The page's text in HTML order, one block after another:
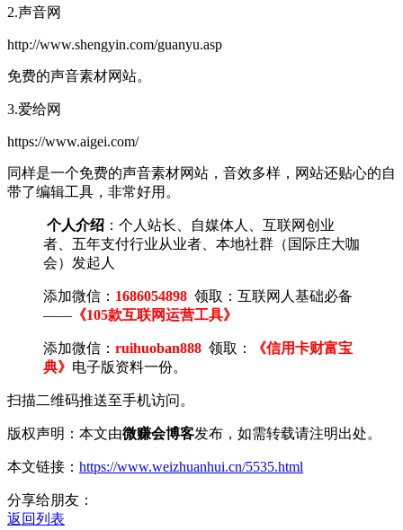
2.声音网
http://www.shengyin.com/guanyu.asp
免费的声音素材网站。
3.爱给网
https://www.aigei.com/
同样是一个免费的声音素材网站，音效多样，网站还贴心的自
带了编辑工具，非常好用。
个人介绍 ：个人站长、自媒体人、互联网创业
者、五年支付行业从业者、本地社群（国际庄大咖
会）发起人
添加微信： 1686054898 领取：互联网人基础必备
—— 《105款互联网运营工具》
添加微信： ruihuoban888 领取：
《信用卡财富宝
典》 电子版资料一份。
扫描二维码推送至手机访问。
版权声明：本文由微赚会博客发布，如需转载请注明出处。
本文链接： https://www.weizhuanhui.cn/5535.html
分享给朋友：
返回列表